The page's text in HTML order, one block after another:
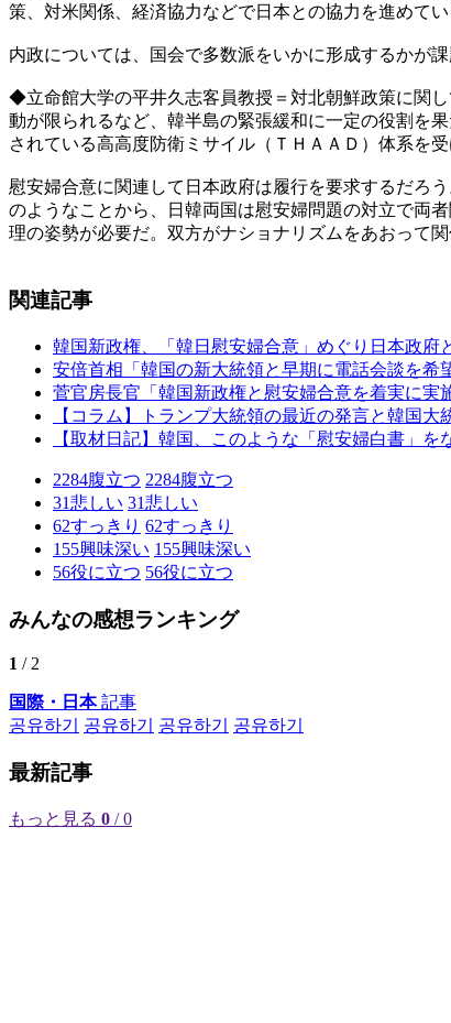
策、対米関係、経済協力などで日本との協力を進めてい
内政については、国会で多数派をいかに形成するかが
◆立命館大学の平井久志客員教授＝対北朝鮮政策に関
動が限られるなど、韓半島の緊張緩和に一定の役割を
されている高高度防衛ミサイル（ＴＨＡＡＤ）体系を受
慰安婦合意に関連して日本政府は履行を要求するだろ
のようなことから、日韓両国は慰安婦問題の対立で両
理の姿勢が必要だ。双方がナショナリズムをあおって
関連記事
韓国新政権、「韓日慰安婦合意」めぐり日本政府
安倍首相「韓国の新大統領と早期に電話会談を希
菅官房長官「韓国新政権と慰安婦合意を着実に実
【コラム】トランプ大統領の最近の発言と韓国大
【取材日記】韓国、このような「慰安婦白書」を
2284腹立つ 2284腹立つ
31悲しい 31悲しい
62すっきり 62すっきり
155興味深い 155興味深い
56役に立つ 56役に立つ
みんなの感想ランキング
1 / 2
国際・日本記事
공유하기
공유하기 공유하기 공유하기
最新記事
もっと見る 0 / 0